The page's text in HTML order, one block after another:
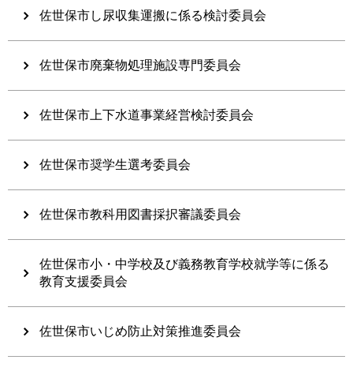
佐世保市し尿収集運搬に係る検討委員会
佐世保市廃棄物処理施設専門委員会
佐世保市上下水道事業経営検討委員会
佐世保市奨学生選考委員会
佐世保市教科用図書採択審議委員会
佐世保市小・中学校及び義務教育学校就学等に係る
教育支援委員会
佐世保市いじめ防止対策推進委員会